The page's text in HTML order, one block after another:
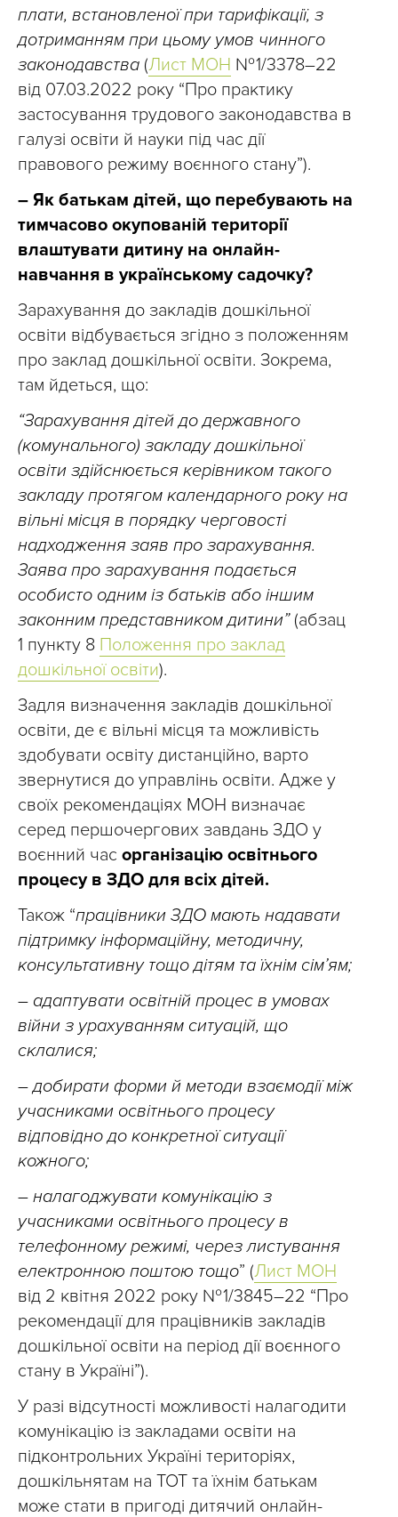
плати, встановленої при тарифікації, з
дотриманням при цьому умов чинного
законодавства (Лист МОН № 1/3378–22
від 07.03.2022 року “Про практику
застосування трудового законодавства в
галузі освіти й науки під час дії
правового режиму воєнного стану”).
– Як батькам дітей, що перебувають на
тимчасово окупованій території
влаштувати дитину на онлайн-
навчання в українському садочку?
Зарахування до закладів дошкільної
освіти відбувається згідно з положенням
про заклад дошкільної освіти. Зокрема,
там йдеться, що:
“Зарахування дітей до державного
(комунального) закладу дошкільної
освіти здійснюється керівником такого
закладу протягом календарного року на
вільні місця в порядку черговості
надходження заяв про зарахування.
Заява про зарахування подається
особисто одним із батьків або іншим
законним представником дитини”(абзац
1 пункту 8 Положення про заклад
дошкільної освіти).
Задля визначення закладів дошкільної
освіти, де є вільні місця та можливість
здобувати освіту дистанційно, варто
звернутися до управлінь освіти. Адже у
своїх рекомендаціях МОН визначає
серед першочергових завдань ЗДО у
воєнний час організацію освітнього
процесу в ЗДО для всіх дітей.
Також “працівники ЗДО мають надавати
підтримку інформаційну, методичну,
консультативну тощо дітям та їхнім сім’ям;
– адаптувати освітній процес в умовах
війни з урахуванням ситуацій, що
склалися;
– добирати форми й методи взаємодії між
учасниками освітнього процесу
відповідно до конкретної ситуації
кожного;
– налагоджувати комунікацію з
учасниками освітнього процесу в
телефонному режимі, через листування
електронною поштою тощо” (Лист МОН
від 2 квітня 2022 року № 1/3845–22 “Про
рекомендації для працівників закладів
дошкільної освіти на період дії воєнного
стану в Україні”).
У разі відсутності можливості налагодити
комунікацію із закладами освіти на
підконтрольних Україні територіях,
дошкільнятам на ТОТ та їхнім батькам
може стати в пригоді дитячий онлайн-